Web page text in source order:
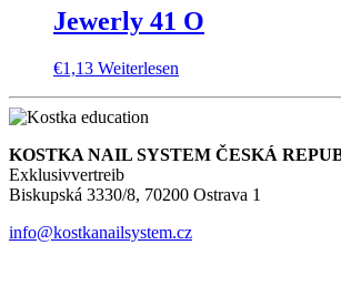
Jewerly 41 O
€1,13 Weiterlesen
KOSTKA NAIL SYSTEM ČESKÁ
Exklusivvertreib
Biskupská 3330/8, 70200 Ostrava 1
info@kostkanailsystem.cz